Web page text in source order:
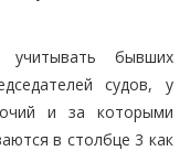
бывших
судов, у
и за которыми
в столбце 3 как